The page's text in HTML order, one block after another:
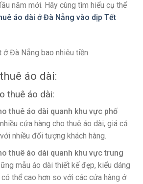
năm mới. Hãy cùng tìm hiểu cụ thể
áo dài ở Đà Nẵng vào dịp Tết
áo dài:
thuê áo dài:
thuê áo dài quanh khu vực phố
cửa hàng cho thuê áo dài, giá cả
nhiều đối tượng khách hàng.
thuê áo dài quanh khu vực trung
mẫu áo dài thiết kế đẹp, kiểu dáng
thể cao hơn so với các cửa hàng ở